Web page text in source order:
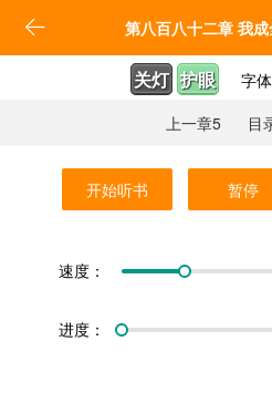
 第八百八十二章 我
关灯 护眼 字体
上一章5 目
开始听书 暂停
速度：
进度：